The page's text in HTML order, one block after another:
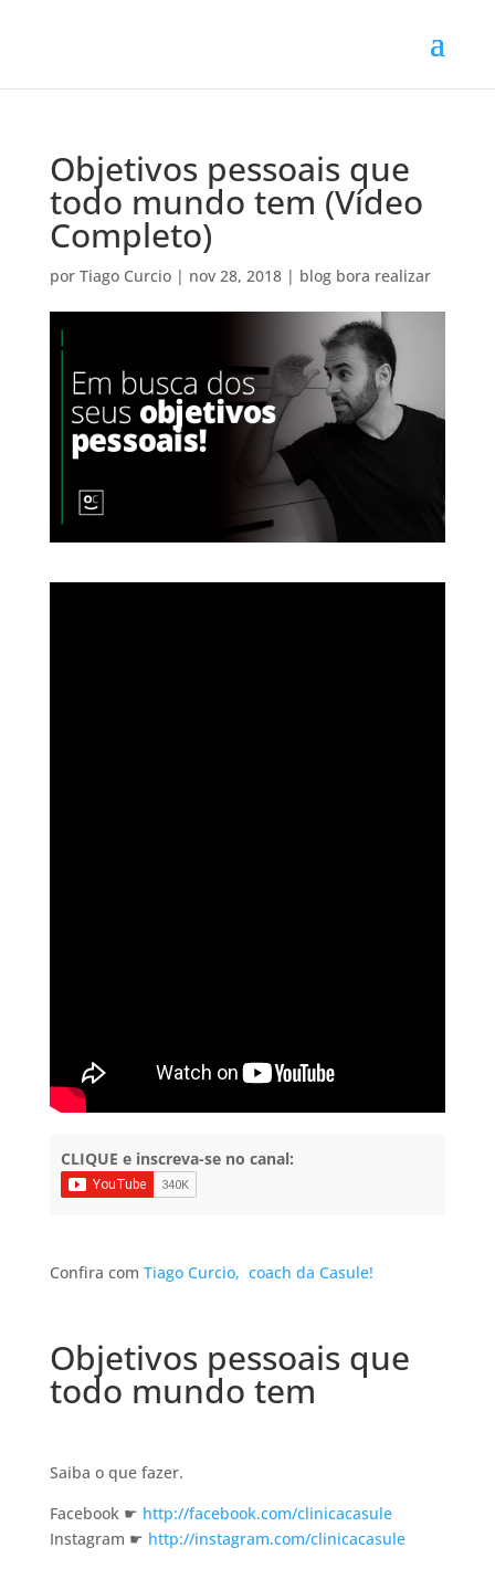
Objetivos pessoais que
todo mundo tem (Vídeo
Completo)
por Tiago Curcio| nov 28, 2018| blog bora realizar
CLIQUE e inscreva-se no canal:
Confira com Tiago Curcio, coach da Casule!
Objetivos pessoais que
todo mundo tem
Saiba o que fazer.
Facebook ☛ http://facebook.com/clinicacasule
Instagram ☛ http://instagram.com/clinicacasule